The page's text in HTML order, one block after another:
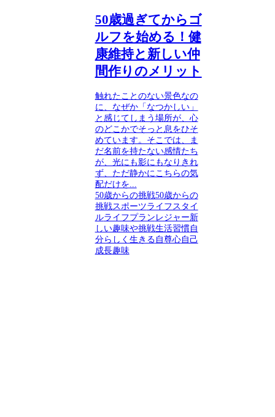
50歳過ぎてからゴ
ルフを始める！健
康維持と新しい仲
間作りのメリット
触れたことのない景色なの
に、なぜか「なつかしい」
と感じてしまう場所が、心
のどこかでそっと息をひそ
めています。そこでは、ま
だ名前を持たない感情たち
が、光にも影にもなりきれ
ず、ただ静かにこちらの気
配だけを...
50歳からの挑戦50歳からの
挑戦スポーツライフスタイ
ルライフプラン レジャー新
しい趣味や挑戦生活習慣自
分らしく生きる 自尊心自己
成長趣味